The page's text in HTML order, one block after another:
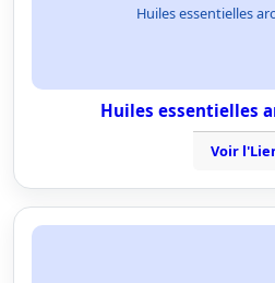
Huiles essentielles
Huiles essentielles
Voir